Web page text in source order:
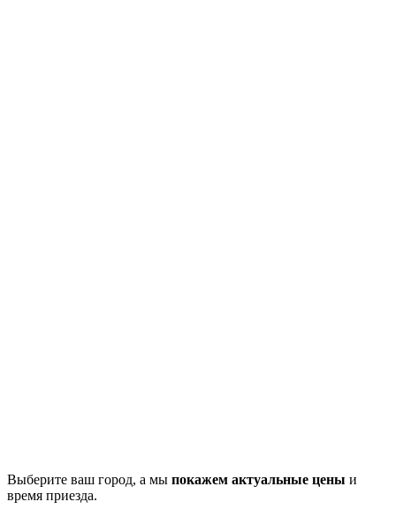
Выберите ваш город, а мы покажем актуальные цены и
время приезда.